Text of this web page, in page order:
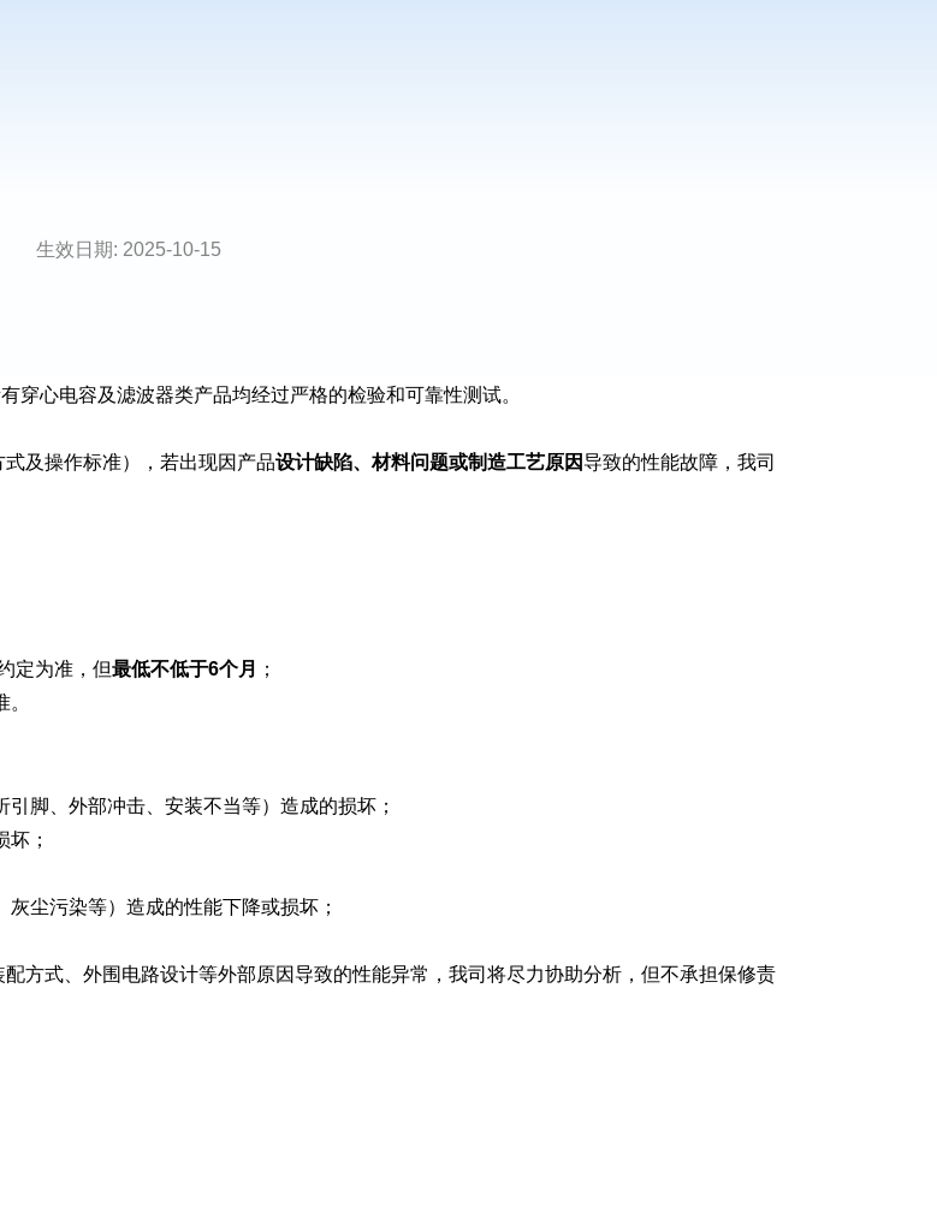
生效日期: 2025-10-15
穿心电容及滤波器类产品均经过严格的检验和可靠性测试。
式及操作标准），若出现因产品设计缺陷、材料问题或制造工艺原因导致的性能故障，我司
定为准，但最低不低于6个月
；
引脚、外部冲击、安装不当等）造成的损坏；
坏；
灰尘污染等）造成的性能下降或损坏；
方式、外围电路设计等外部原因导致的性能异常，我司将尽力协助分析，但不承担保修责